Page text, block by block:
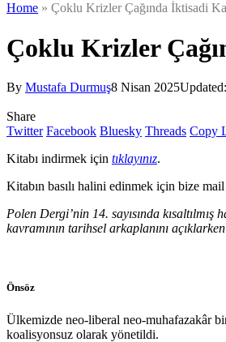
Home » Çoklu Krizler Çağında İktisadi
Çoklu Krizler
By Mustafa Durmuş8 Nisan 2025Updated:
Share
Twitter Facebook Bluesky Threads Copy
Kitabı indirmek için tıklayınız.
Kitabın basılı halini edinmek için bize
Polen Dergi’nin 14. sayısında
kavramının tarihsel arkaplanını
Önsöz
Ülkemizde neo-liberal neo-muhafazakâr
koalisyonsuz olarak yönetildi.